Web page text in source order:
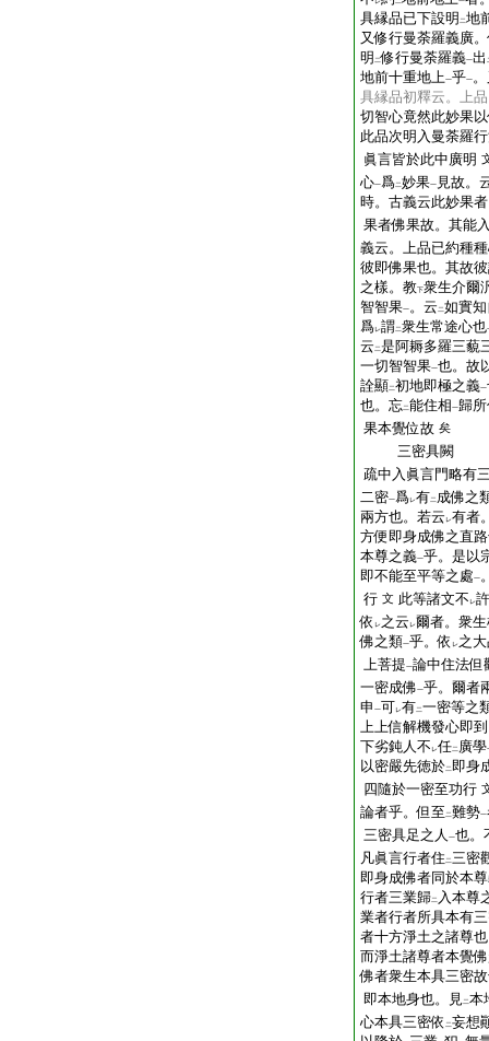
具縁品已下設明 二地
又修行曼荼羅義廣
明 二修行曼荼羅義一出
地前十重地上一乎一
具縁品初釋云。上
切智心竟然此妙果
此品次明入曼荼羅
眞言皆於此中廣明
心一爲二妙果一 見故。
時。古義云此妙果
果者佛果故。其能
義云。上品已約種
彼即佛果也。其故
之樣。教下衆生介爾
智智果一。云 二如實
爲レ謂二衆生常途心也
云 二是阿耨多羅三藐
一切智智果一也。故
詮顯二初地即極之義一
也。忘二能住相一歸
果本覺位故 矣
三密具闕
疏中入眞言門略有
二密一爲レ有二 成佛之
兩方也。若云 レ有者
方便即身成佛之直
本尊之義一乎。是以
即不能至平等之處一
行 文 此等諸文不 レ許
依 レ之云 レ爾者。衆
佛之類一乎。依 レ之
上菩提一論中住法但
一密成佛一乎。爾者
申 一可レ有二一密等之
上上信解機發心即
下劣鈍人不 レ任二 廣學
以密嚴先徳於二 即身
四隨於一密至功行
論者乎。但至 二難勢一
三密具足之人 一也。
凡眞言行者住 二三密
即身成佛者同於本
行者三業歸二 入本尊
業者行者所具本有
者十方淨土之諸尊
而淨土諸尊者本覺
佛者衆生本具三密
即本地身也。見二本
心本具三密依 二妄想